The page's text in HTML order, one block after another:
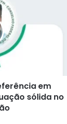
em
sólida no